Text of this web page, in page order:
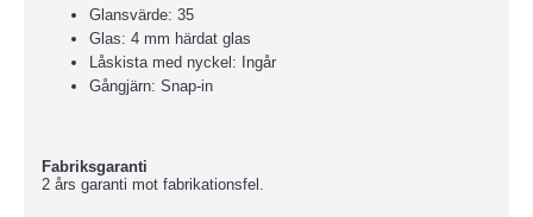
Glansvärde: 35
Glas: 4 mm härdat glas
Låskista med nyckel: Ingår
Gångjärn: Snap-in
Fabriksgaranti
2 års garanti mot fabrikationsfel.